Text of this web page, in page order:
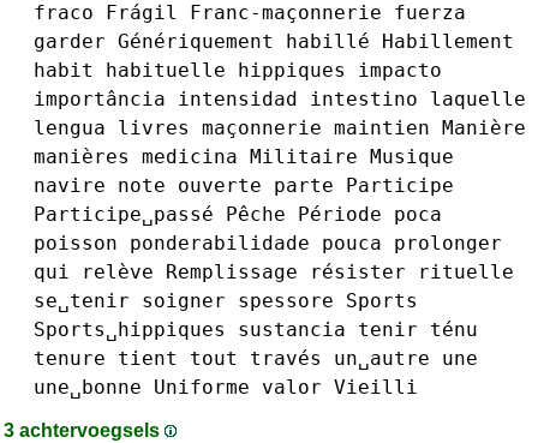
fraco
Frágil Franc-maçonnerie
fuerza
garder Génériquement habillé
Habillement
habit
habituelle hippiques
impacto
importância
intensidad intestino
laquelle
lengua
livres maçonnerie maintien Manière
manières
medicina Militaire Musique
navire
note ouverte parte
Participe
Participe␣passé
Pêche Période
poca
poisson
ponderabilidade pouca
prolonger
qui
relève Remplissage résister
rituelle
se␣tenir
soigner spessore
Sports
Sports␣hippiques
sustancia tenir
ténu
tenure
tient tout través un␣autre
une
une␣bonne
Uniforme valor Vieilli
3 achtervoegsels